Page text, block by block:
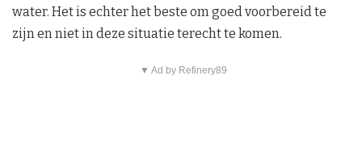
water. Het is echter het beste om goed voorbereid te
zijn en niet in deze situatie terecht te komen.
▼ Ad by Refinery89